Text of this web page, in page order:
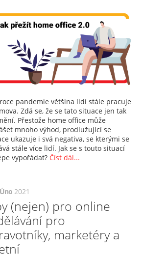
pandemie většina lidí stále pracuje
Zdá se, že se tato situace jen tak
Přestože home office může
mnoho výhod, prodlužující se
ukazuje i svá negativa, se kterými se
stále více lidí. Jak se s touto situací
vypořádat? Číst dál...
Úno 2021
(nejen) pro online
pro
marketéry a